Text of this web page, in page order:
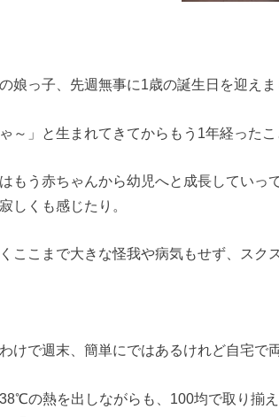
娘っ子、先週無事に1歳の誕生日を迎えま
ゃ～」と生まれてきてからもう1年経ったこ
もう赤ちゃんから幼児へと成長していっ
しくも感じたり。
ここまで大きな怪我や病気もせず、スク
けで週末、簡単にではあるけれど自宅で
の熱を出しながらも、100均で取り揃